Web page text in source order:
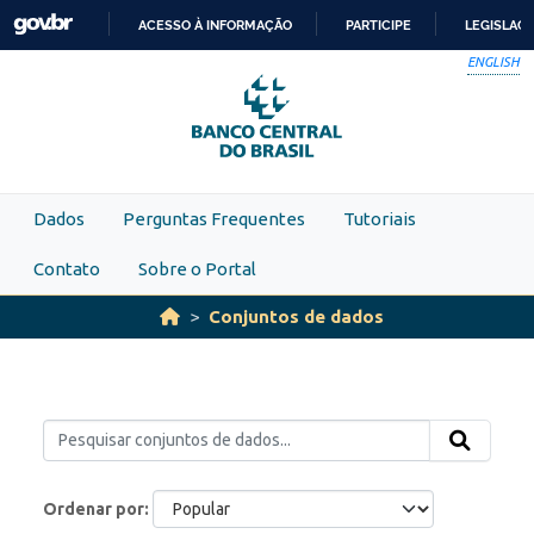
Skip to main content
PARA
O
CONTEÚDO
ACESSO À INFORMAÇÃO PARTICIPE
ENGLISH
Dados Perguntas Frequentes Tutoriais
Contato Sobre o Portal
Conjuntos de dados
Ordenar por